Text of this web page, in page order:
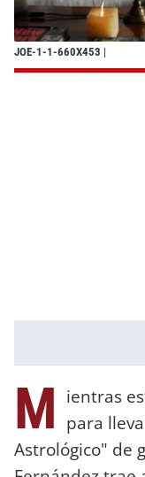
JOE-1-1-660X453 |
M ientras
para
Astrológico" de